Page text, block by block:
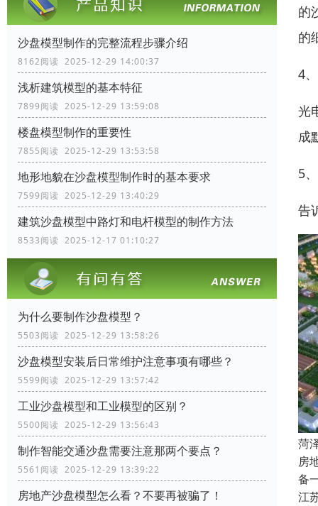
沙盘模型制作的完整流程步骤介绍
8162阅读 2025-12-29 14:00:37
浅析建筑模型的基本特征
7899阅读 2025-12-29 13:59:08
楼盘模型制作的重要性
7855阅读 2025-12-29 13:53:58
地形地貌在沙盘模型制作时的基本要求
7599阅读 2025-12-29 13:40:29
建筑沙盘模型中路灯和电杆模型的制作方法
8533阅读 2025-12-17 01:10:27
为什么要制作沙盘模型？
5503阅读 2025-12-29 13:58:26
沙盘模型安装后日常维护注意事项有哪些？
5599阅读 2025-12-29 13:57:42
工业沙盘模型和工业模型的区别？
5500阅读 2025-12-29 13:56:43
制作智能交通沙盘需要注意那两个要点？
5561阅读 2025-12-29 13:39:22
房地产沙盘模型怎么看？不要再被骗了！
的
的
4
光
成
5
告
菏
房
备
江